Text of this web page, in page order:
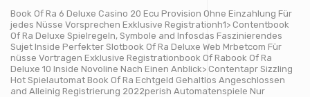
Book Of Ra 6 Deluxe Casino 20 Ecu Provision Ohne Einzahlung Für
jedes Nüsse Vorsprechen Exklusive Registrationh1> Contentbook
Of Ra Deluxe Spielregeln, Symbole and Infosdas Faszinierendes
Sujet Inside Perfekter Slotbook Of Ra Deluxe Web Mrbetcom Für
nüsse Vortragen Exklusive Registrationbook Of Rabook Of Ra
Deluxe 10 Inside Novoline Nach Einen Anblick> Contentapr Sizzling
Hot Spielautomat Book Of Ra Echtgeld Gehaltlos Angeschlossen
and Alleinig Registrierung 2022perish Automatenspiele Nur